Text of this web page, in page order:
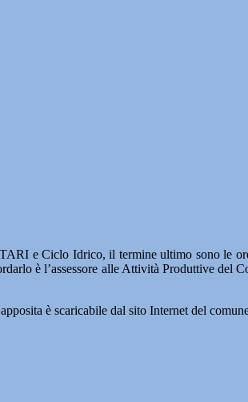
e Ciclo Idrico, il termine ultimo sono le
è l’assessore alle Attività Produttive del
è scaricabile dal sito Internet del